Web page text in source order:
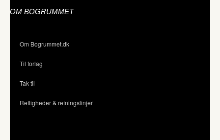
OM BOGRUMMET
Om Bogrummet.dk
Til forlag
Tak til
Rettigheder & retningslinjer